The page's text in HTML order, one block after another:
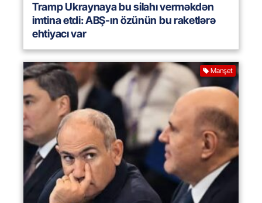
Tramp Ukraynaya bu silahı verməkdən
imtina etdi: ABŞ-ın özünün bu raketlərə
ehtiyacı var
Manşet